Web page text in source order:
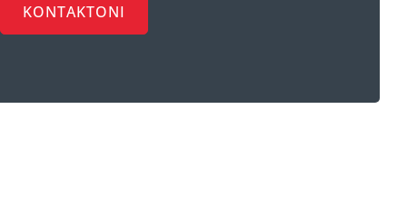
KONTAKTONI